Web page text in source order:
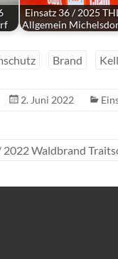
Einsatz 36 / 2025
Allgemein
Brand
2. Juni 2022
2022 Waldbrand